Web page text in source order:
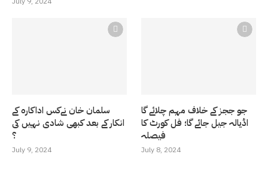
سلمان خان نےکس اداکارہ کے
انکار کے بعد کبھی شادی نہیں کی
؟
July 9, 2024
جو ججز کے خلاف مہم چلائے گا
اڈیالہ جیل جائے گا؛ فل کورٹ کا
فیصلہ
July 8, 2024